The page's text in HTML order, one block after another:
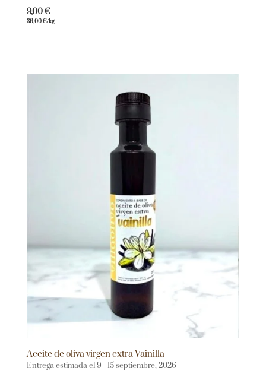
9,00€
36,00€/kg
Aceite de oliva virgen extra Vainilla
Entrega estimada el 9 - 15 septiembre, 2026